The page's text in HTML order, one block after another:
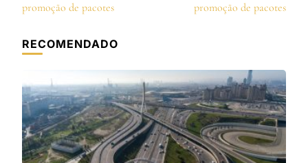
post
promoção de pacotes
promoção de pacotes
RECOMENDADO